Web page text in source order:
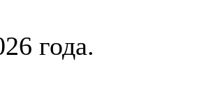
года.